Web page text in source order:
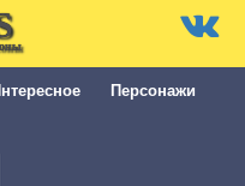
Персонажи